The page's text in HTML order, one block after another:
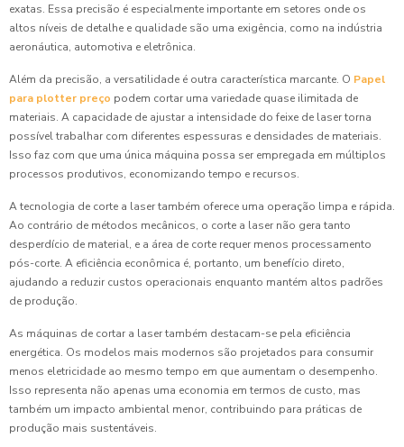
exatas. Essa precisão é especialmente importante em setores onde os
altos níveis de detalhe e qualidade são uma exigência, como na indústria
aeronáutica, automotiva e eletrônica.
Além da precisão, a versatilidade é outra característica marcante. O Papel
para plotter preço podem cortar uma variedade quase ilimitada de
materiais. A capacidade de ajustar a intensidade do feixe de laser torna
possível trabalhar com diferentes espessuras e densidades de materiais.
Isso faz com que uma única máquina possa ser empregada em múltiplos
processos produtivos, economizando tempo e recursos.
A tecnologia de corte a laser também oferece uma operação limpa e rápida.
Ao contrário de métodos mecânicos, o corte a laser não gera tanto
desperdício de material, e a área de corte requer menos processamento
pós-corte. A eficiência econômica é, portanto, um benefício direto,
ajudando a reduzir custos operacionais enquanto mantém altos padrões
de produção.
As máquinas de cortar a laser também destacam-se pela eficiência
energética. Os modelos mais modernos são projetados para consumir
menos eletricidade ao mesmo tempo em que aumentam o desempenho.
Isso representa não apenas uma economia em termos de custo, mas
também um impacto ambiental menor, contribuindo para práticas de
produção mais sustentáveis.